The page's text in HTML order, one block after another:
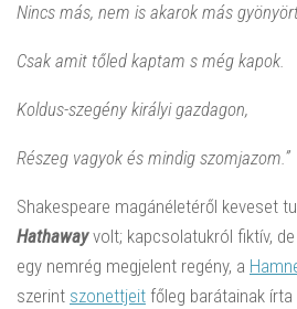
Nincs más, nem is akarok más
Csak amit tőled kaptam s még kapok.
Koldus-szegény királyi gazdagon,
Részeg vagyok és mindig szomjazom.”
Shakespeare magánéletéről keveset
Hathawayvolt; kapcsolatukról fiktív,
egy nemrég megjelent regény, a
szerint szonettjeit főleg barátainak